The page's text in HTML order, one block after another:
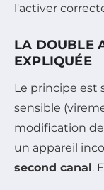
l'activer
LA DOUBLE
EXPLIQUÉE
Le principe est
sensible
modification
un appareil
second canal.